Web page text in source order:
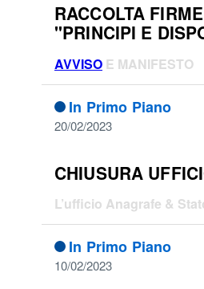
RACCOLTA
"PRINCIPI E
AVVISO E MANIFESTO
In Primo Piano
20/02/2023
CHIUSURA
L’ufficio Anagrafe &
In Primo Piano
10/02/2023